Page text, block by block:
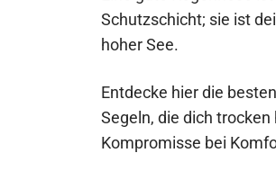
Schutzschicht; sie ist
hoher See.
Entdecke hier die
Segeln, die dich trocken
Kompromisse bei